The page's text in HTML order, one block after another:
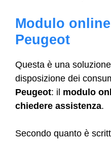
Modulo
Peugeot
Questa è una
disposizione dei
Peugeot: il modulo
chiedere assistenza.
Secondo quanto è